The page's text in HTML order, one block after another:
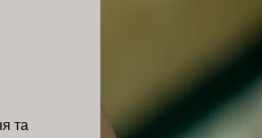
та